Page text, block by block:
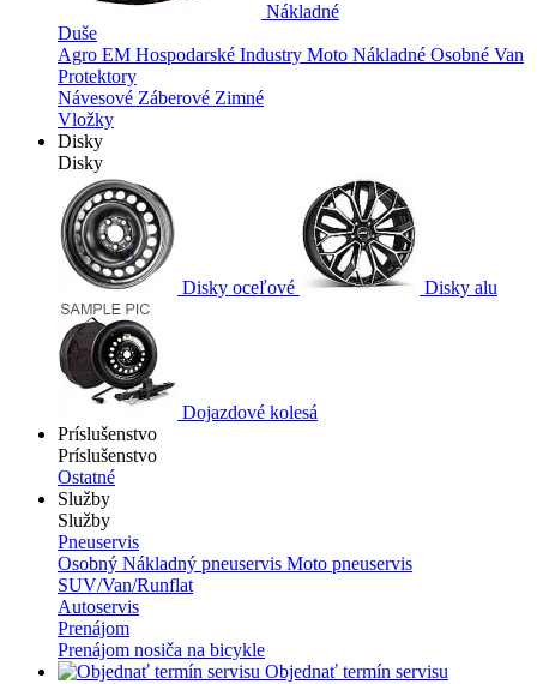
Nákladné
Duše
Agro EM Hospodarské Industry Moto Nákladné Osobné Van
Protektory
Návesové Záberové Zimné
Vložky
Disky
Disky
Disky oceľové Disky alu
Dojazdové kolesá
Príslušenstvo
Príslušenstvo
Ostatné
Služby
Služby
Pneuservis
Osobný Nákladný pneuservis Moto pneuservis
SUV/Van/Runflat
Autoservis
Prenájom
Prenájom nosiča na bicykle
Objednať termín servisu